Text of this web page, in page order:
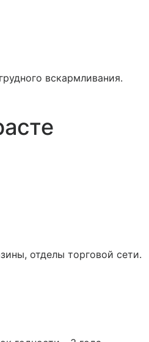
вскармливания.
отделы торговой сети.